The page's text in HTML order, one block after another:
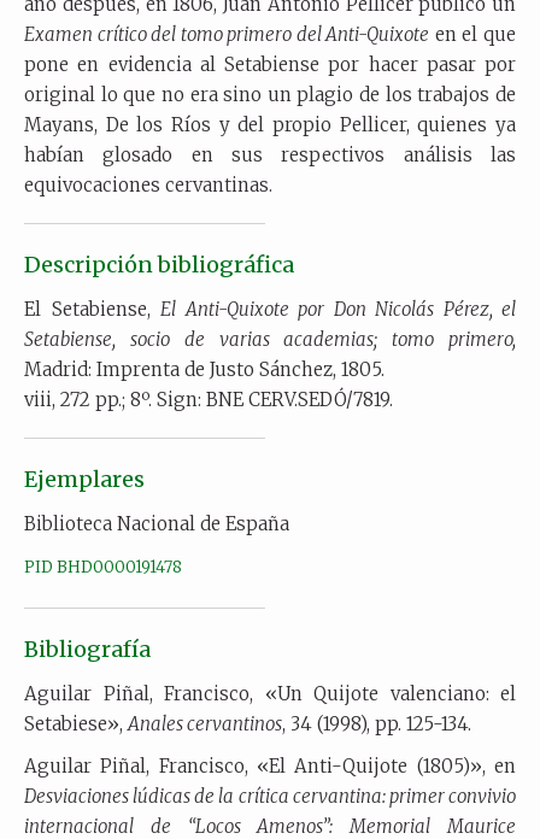
Examen crítico del tomo primero del Anti-Quixote en el que
pone en evidencia al Setabiense por hacer pasar por
original lo que no era sino un plagio de los trabajos de
Mayans, De los Ríos y del propio Pellicer, quienes ya
habían glosado en sus respectivos análisis las
equivocaciones cervantinas.
Descripción bibliográfica
El Setabiense, El Anti-Quixote por Don Nicolás Pérez, el
Setabiense, socio de varias academias; tomo primero,
Madrid: Imprenta de Justo Sánchez, 1805.
viii, 272 pp.; 8º. Sign: BNE CERV.SEDÓ/7819.
Ejemplares
Biblioteca Nacional de España
PID BHD0000191478
Bibliografía
Aguilar Piñal, Francisco, «Un Quijote valenciano: el
Setabiese», Anales cervantinos, 34 (1998), pp. 125-134.
Aguilar Piñal, Francisco, «El Anti-Quijote (1805)», en
Desviaciones lúdicas de la crítica cervantina: primer convivio
internacional de “Locos Amenos”: Memorial Maurice